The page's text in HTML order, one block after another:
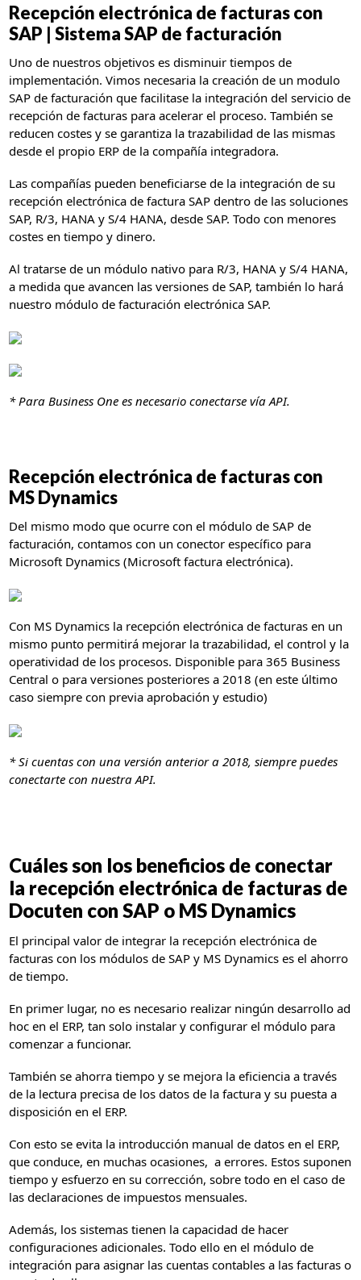
Recepción electrónica de facturas con
SAP | Sistema SAP de facturación
Uno de nuestros objetivos es disminuir tiempos de
implementación. Vimos necesaria la creación de un modulo
SAP de facturación que facilitase la integración del servicio de
recepción de facturas para acelerar el proceso. También se
reducen costes y se garantiza la trazabilidad de las mismas
desde el propio ERP de la compañía integradora.
Las compañías pueden beneficiarse de la integración de su
recepción electrónica de factura SAP dentro de las soluciones
SAP, R/3, HANA y S/4 HANA, desde SAP. Todo con menores
costes en tiempo y dinero.
Al tratarse de un módulo nativo para R/3, HANA y S/4 HANA,
a medida que avancen las versiones de SAP, también lo hará
nuestro módulo de facturación electrónica SAP.
* Para Business One es necesario conectarse vía API.
Recepción electrónica de facturas con
MS Dynamics
Del mismo modo que ocurre con el módulo de SAP de
facturación, contamos con un conector específico para
Microsoft Dynamics (Microsoft factura electrónica).
Con MS Dynamics la recepción electrónica de facturas en un
mismo punto permitirá mejorar la trazabilidad, el control y la
operatividad de los procesos. Disponible para 365 Business
Central o para versiones posteriores a 2018 (en este último
caso siempre con previa aprobación y estudio)
* Si cuentas con una versión anterior a 2018, siempre puedes
conectarte con nuestra API.
Cuáles son los beneficios de conectar
la recepción electrónica de facturas de
Docuten con SAP o MS Dynamics
El principal valor de integrar la recepción electrónica de
facturas con los módulos de SAP y MS Dynamics es el ahorro
de tiempo.
En primer lugar, no es necesario realizar ningún desarrollo ad
hoc en el ERP, tan solo instalar y configurar el módulo para
comenzar a funcionar.
También se ahorra tiempo y se mejora la eficiencia a través
de la lectura precisa de los datos de la factura y su puesta a
disposición en el ERP.
Con esto se evita la introducción manual de datos en el ERP,
que conduce, en muchas ocasiones, a errores. Estos suponen
tiempo y esfuerzo en su corrección, sobre todo en el caso de
las declaraciones de impuestos mensuales.
Además, los sistemas tienen la capacidad de hacer
configuraciones adicionales. Todo ello en el módulo de
integración para asignar las cuentas contables a las facturas o